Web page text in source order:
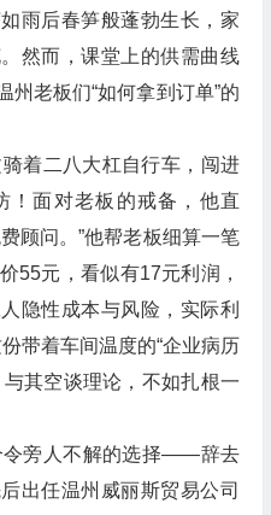
雨后春笋般蓬勃生长，家
然而，课堂上的供需曲线
州老板们“如何拿到订单”的
着二八大杠自行车，闯进
！面对老板的戒备，他直
顾问。”他帮老板细算一笔
55元，看似有17元利润，
隐性成本与风险，实际利
带着车间温度的“企业病历
其空谈理论，不如扎根一
令旁人不解的选择——辞去
出任温州威丽斯贸易公司